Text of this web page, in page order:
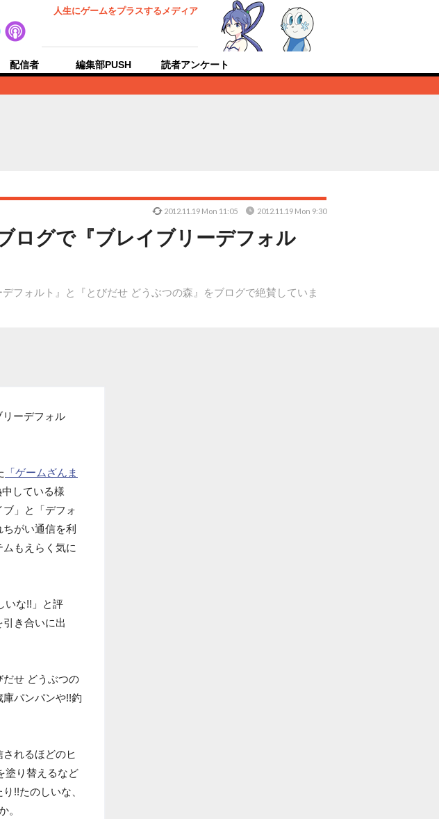
人生にゲームをプラスするメディア
配信者 編集部PUSH 読者アンケート
ログで『ブレイブリーデフォル
フォルト』と『とびだせ どうぶつの森』をブログで絶賛していま
2012.11.19 Mon 11:05 2012.11.19 Mon 9:30
ーデフォル
「ゲームざんま
している様
」と「デフォ
がい通信を利
もえらく気に
いな!!」と評
き合いに出
だせ どうぶつの
パンパンや!!釣
れるほどのヒ
塗り替えるなど
!!たのしいな、
。